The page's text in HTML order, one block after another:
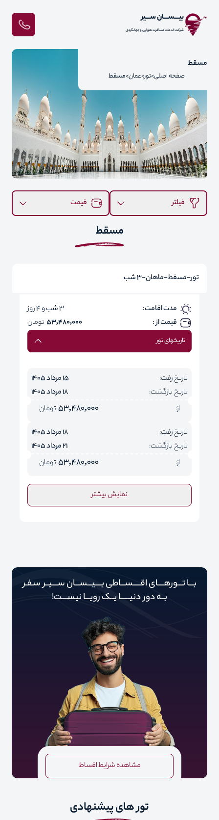
بیـــســـان ســـیر
شرکت خدمات مسافرت هوایی و جهانگردی
مسقط
صفحه اصلی تور عمان مسقط
فیلتر قیمت
مسقط
تور-مسقط-ماهان-3 شب
مدت اقامت:
3 شب و 4 روز
قیمت از :
53,480,000 تومان
تاریخهای تور
تاریخ رفت:
15 مرداد 1405
تاریخ بازگشت:
18 مرداد 1405
از:
53,480,000 تومان
تاریخ رفت:
18 مرداد 1405
تاریخ بازگشت:
21 مرداد 1405
از:
53,480,000 تومان
نمایش بیشتر
بـــا تـــورهــــای اقـــــســـاطی بــــیـــســـان ســــیــر سـفـر
بــه دور‌‌‌‌ دنیـــــ‌‌ـا یــک رویـــا نیســــت!
مشاهده شرایط اقساط
تور های پیشنهادی